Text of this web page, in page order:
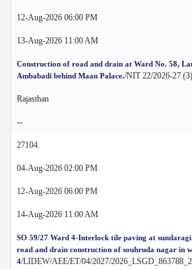
12-Aug-2026 06:00 PM
13-Aug-2026 11:00 AM
Construction of road and drain at Ward No. 58,
Ambabadi behind Maan Palace./NIT 22/2026-27
Rajasthan
--
27104.
04-Aug-2026 02:00 PM
12-Aug-2026 06:00 PM
14-Aug-2026 11:00 AM
SO 59/27 Ward 4-Interlock tile paving at
road and drain construction of souhruda nagar in
4/LIDEW/AEE/ET/04/2027/